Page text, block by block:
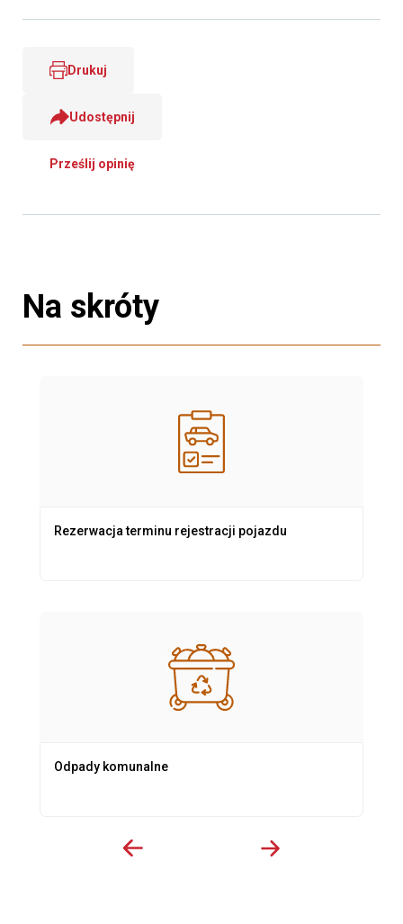
Drukuj
Udostępnij
Prześlij opinię
Na skróty
Rezerwacja terminu rejestracji pojazdu
Odpady komunalne